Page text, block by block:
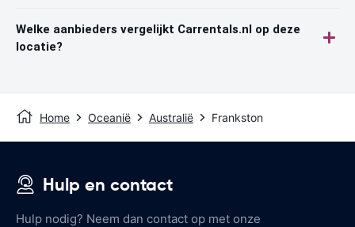
Welke aanbieders vergelijkt Carrentals.nl op deze
locatie?
Home Oceanië Australië Frankston
Hulp en contact
Hulp nodig? Neem dan contact op met onze